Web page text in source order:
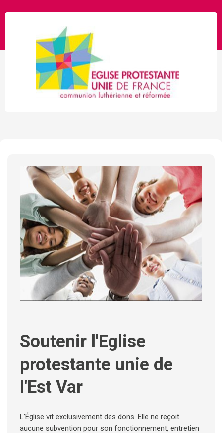
Soutenir l'Eglise
protestante unie de
l'Est Var
L’Église vit exclusivement des dons. Elle ne reçoit
aucune subvention pour son fonctionnement, entretien